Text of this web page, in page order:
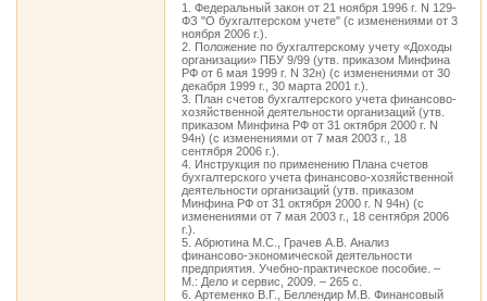
1. Федеральный закон от 21 ноября 1996 г. N 129-
ФЗ "О бухгалтерском учете" (с изменениями от 3
ноября 2006 г.).
2. Положение по бухгалтерскому учету «Доходы
организации» ПБУ 9/99 (утв. приказом Минфина
РФ от 6 мая 1999 г. N 32н) (с изменениями от 30
декабря 1999 г., 30 марта 2001 г.).
3. План счетов бухгалтерского учета финансово-
хозяйственной деятельности организаций (утв.
приказом Минфина РФ от 31 октября 2000 г. N
94н) (с изменениями от 7 мая 2003 г., 18
сентября 2006 г.).
4. Инструкция по применению Плана счетов
бухгалтерского учета финансово-хозяйственной
деятельности организаций (утв. приказом
Минфина РФ от 31 октября 2000 г. N 94н) (с
изменениями от 7 мая 2003 г., 18 сентября 2006
г.).
5. Абрютина М.С., Грачев А.В. Анализ
финансово-экономической деятельности
предприятия. Учебно-практическое пособие. –
М.: Дело и сервис, 2009. – 265 с.
6. Артеменко В.Г., Беллендир М.В. Финансовый